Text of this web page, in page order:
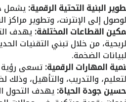
البنية التحتية الرقمية:يشمل
إلى الإنترنت، وتطوير مراكز
القطاعات المختلفة:يهدف
من خلال تبني التقنيات
الضخمة.
المهارات الرقمية:
والتدريب، والتأهيل،
جودة الحياة:يهدف التحول